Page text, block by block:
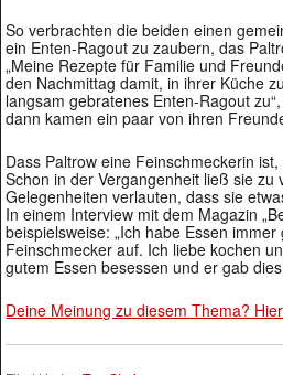
So verbrachten die beiden einen
ein Enten-Ragout zu zaubern, das
„Meine Rezepte für Familie und
den Nachmittag damit, in ihrer Küche
langsam gebratenes Enten-Ragout
dann kamen ein paar von ihren
Dass Paltrow eine Feinschmeckerin
Schon in der Vergangenheit ließ sie zu
Gelegenheiten verlauten, dass sie
In einem Interview mit dem Magazin
beispielsweise: „Ich habe Essen
Feinschmecker auf. Ich liebe kochen
gutem Essen besessen und er gab
Deine Meinung zu diesem Thema?